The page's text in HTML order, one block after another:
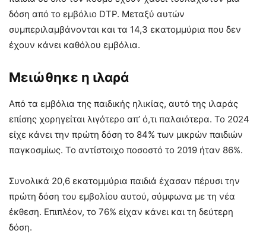
δόση από το εμβόλιο DTP. Μεταξύ αυτών
συμπεριλαμβάνονται και τα 14,3 εκατομμύρια που δεν
έχουν κάνει καθόλου εμβόλια.
Μειώθηκε η ιλαρά
Από τα εμβόλια της παιδικής ηλικίας, αυτό της ιλαράς
επίσης χορηγείται λιγότερο απ’ ό,τι παλαιότερα. Το 2024
είχε κάνει την πρώτη δόση το 84% των μικρών παιδιών
παγκοσμίως. Το αντίστοιχο ποσοστό το 2019 ήταν 86%.
Συνολικά 20,6 εκατομμύρια παιδιά έχασαν πέρυσι την
πρώτη δόση του εμβολίου αυτού, σύμφωνα με τη νέα
έκθεση. Επιπλέον, το 76% είχαν κάνει και τη δεύτερη
δόση.